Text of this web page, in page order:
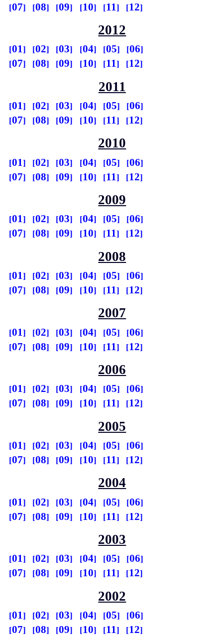
07
08 09 10 11 12
2012
01 02 03 04 05
06
07
08 09 10 11 12
2011
01 02 03 04 05
06
07
08 09 10 11 12
2010
01 02 03 04 05
06
07
08 09 10 11 12
2009
01 02 03 04 05
06
07
08 09 10 11 12
2008
01 02 03 04 05
06
07
08 09 10 11 12
2007
01 02 03 04 05
06
07
08 09 10 11 12
2006
01 02 03 04 05
06
07
08 09 10 11 12
2005
01 02 03 04 05
06
07
08 09 10 11 12
2004
01 02 03 04 05
06
07
08 09 10 11 12
2003
01 02 03 04 05
06
07
08 09 10 11 12
2002
01 02 03 04 05
06
07
08 09 10 11 12